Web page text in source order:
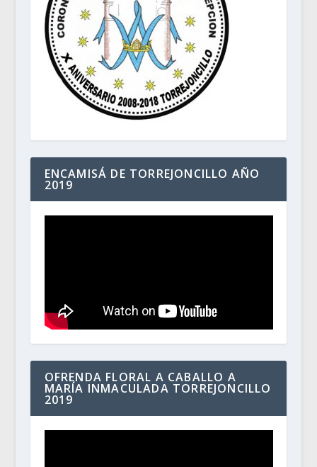
ENCAMISÁ DE TORREJONCILLO AÑO
2019
OFRENDA FLORAL A CABALLO A
MARÍA INMACULADA TORREJONCILLO
2019